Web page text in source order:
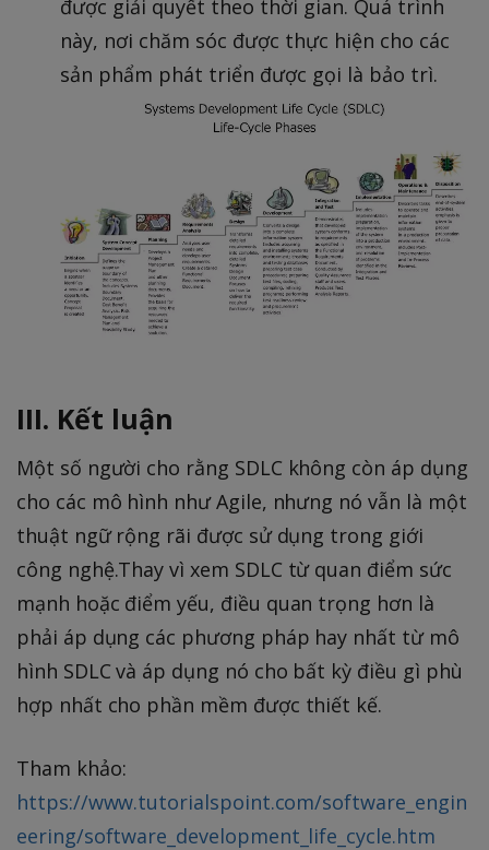
được giải quyết theo thời gian. Quá trình
này, nơi chăm sóc được thực hiện cho các
sản phẩm phát triển được gọi là bảo trì.
III. Kết luận
Một số người cho rằng SDLC không còn áp dụng
cho các mô hình như Agile, nhưng nó vẫn là một
thuật ngữ rộng rãi được sử dụng trong giới
công nghệ.Thay vì xem SDLC từ quan điểm sức
mạnh hoặc điểm yếu, điều quan trọng hơn là
phải áp dụng các phương pháp hay nhất từ mô
hình SDLC và áp dụng nó cho bất kỳ điều gì phù
hợp nhất cho phần mềm được thiết kế.
Tham khảo:
https://www.tutorialspoint.com/software_engin
eering/software_development_life_cycle.htm